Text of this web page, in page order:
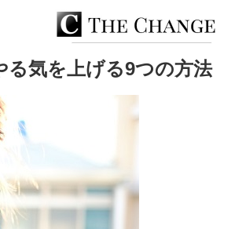
気を上げる9つの方法